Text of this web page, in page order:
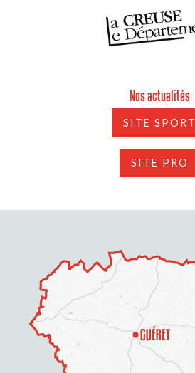
Nos actualités
SITE SPORT
SITE PRO